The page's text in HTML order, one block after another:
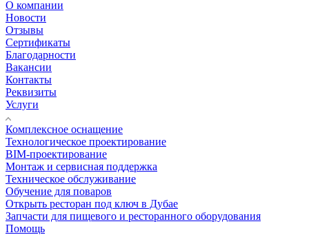
О компании
Новости
Отзывы
Сертификаты
Благодарности
Вакансии
Контакты
Реквизиты
Услуги
Комплексное оснащение
Технологическое проектирование
BIM-проектирование
Монтаж и сервисная поддержка
Техническое обслуживание
Обучение для поваров
Открыть ресторан под ключ в Дубае
Запчасти для пищевого и ресторанного оборудования
Помощь